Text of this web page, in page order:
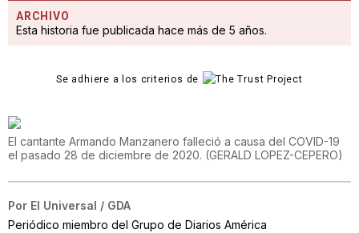
ARCHIVO
Esta historia fue publicada hace más de 5 años.
Se adhiere a los criterios de
El cantante Armando Manzanero falleció a causa del COVID-19
el pasado 28 de diciembre de 2020. (GERALD LOPEZ-CEPERO)
Por El Universal / GDA
Periódico miembro del Grupo de Diarios América